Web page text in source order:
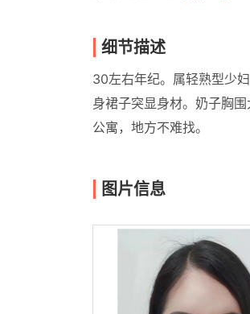
细节描述
30左右年纪。属轻熟型少
身裙子突显身材。奶子胸
公寓，地方不难找。
图片信息